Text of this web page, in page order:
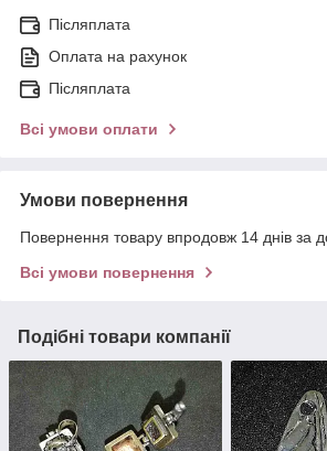
Післяплата
Оплата на рахунок
Післяплата
Всі умови оплати
Умови повернення
Повернення товару впродовж 14 днів за
Всі умови повернення
Подібні товари компанії